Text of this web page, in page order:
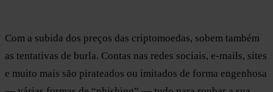
Com a subida dos preços das criptomoedas, sobem também
as tentativas de burla. Contas nas redes sociais, e-mails, sites
e muito mais são pirateados ou imitados de forma engenhosa